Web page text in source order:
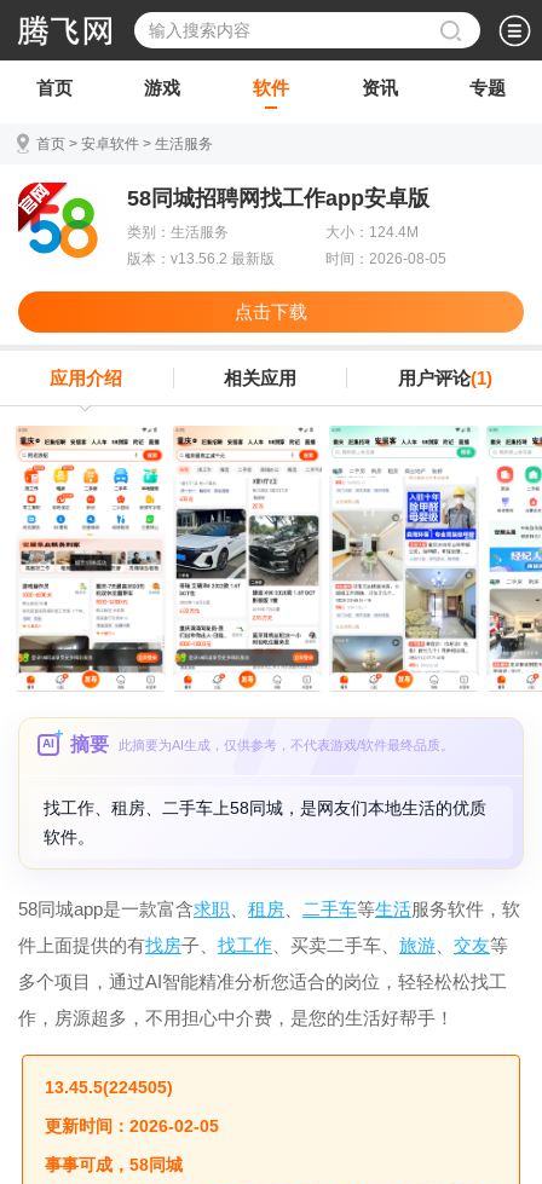
首页 游戏 软件 资讯 专题
首页 > 安卓软件 > 生活服务
58同城招聘网找工作app安卓版
类别：生活服务
大小：124.4M
版本：v13.56.2 最新版
时间：2026-08-05
点击下载
应用介绍 相关应用 用户评论(1)
AI 摘要 此摘要为AI生成，仅供参考，不代表游戏/软件最终品质。
找工作、租房、二手车上58同城，是网友们本地生活的优质
软件。
58同城app是一款富含求职 租房 二手车等生活服务软件，软
件上面提供的有找房子、 找工作 、买卖二手车、 旅游 交友等
多个项目，通过AI智能精准分析您适合的岗位，轻轻松松找工
作，房源超多，不用担心中介费，是您的生活好帮手！
13.45.5(224505)
更新时间：2026-02-05
事事可成，58同城